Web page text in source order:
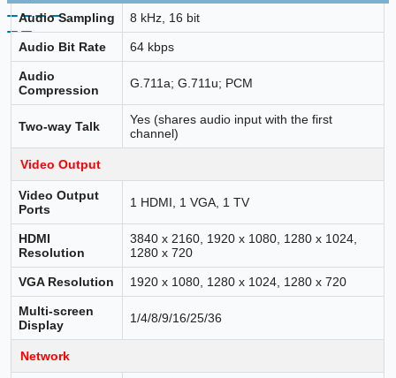
Audio Sampling 8 kHz, 16 bit
Audio Bit Rate 64 kbps
Audio
Compression
G.711a; G.711u; PCM
Two-way Talk
Yes (shares audio input with the first
channel)
Video Output
Video Output
Ports
1 HDMI, 1 VGA, 1 TV
HDMI
Resolution
3840 x 2160, 1920 x 1080, 1280 x 1024,
1280 x 720
VGA Resolution 1920 x 1080, 1280 x 1024, 1280 x 720
Multi-screen
Display
1/4/8/9/16/25/36
Network